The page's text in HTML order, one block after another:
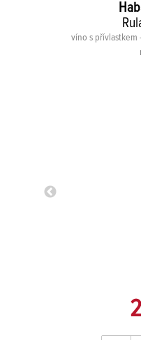
víno s přívlastkem